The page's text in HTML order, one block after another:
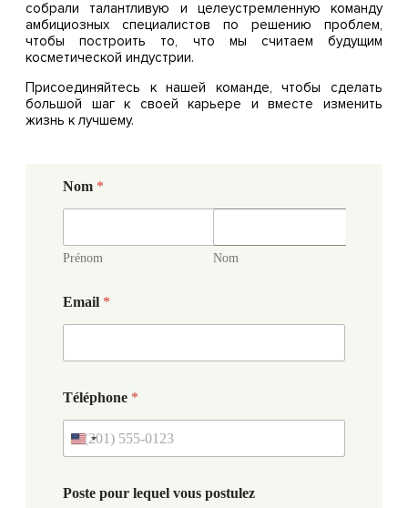
собрали талантливую и целеустремленную команду
амбициозных специалистов по решению проблем,
чтобы построить то, что мы считаем будущим
косметической индустрии.
Присоединяйтесь к нашей команде, чтобы сделать
большой шаг к своей карьере и вместе изменить
жизнь к лучшему.
Nom *
Prénom Nom
Email *
Téléphone *
Poste pour lequel vous postulez